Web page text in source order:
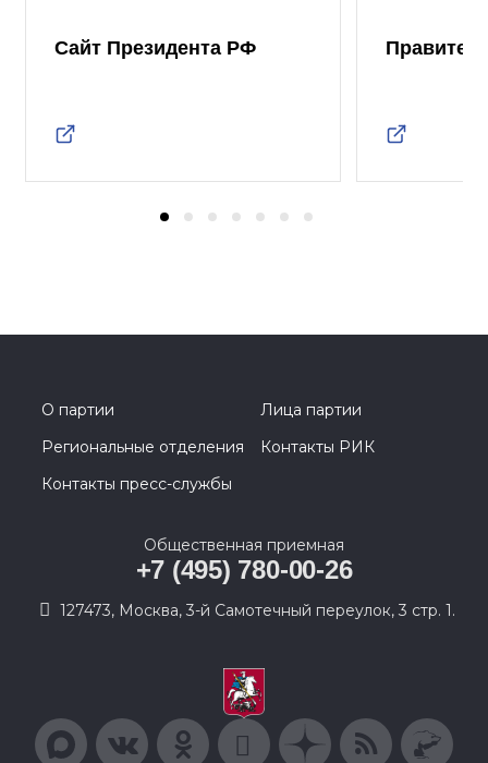
Сайт Президента РФ
О партии
Лица партии
Региональные отделения
Контакты РИК
Контакты пресс-службы
Общественная приемная
+7 (495) 780-00-26
127473, Москва, 3-й Самотечный переулок, 3 стр. 1.